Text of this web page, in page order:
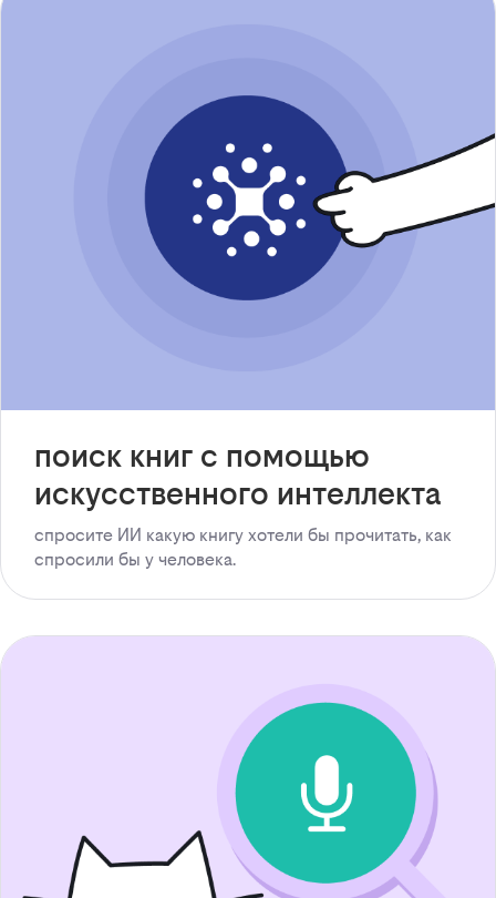
поиск книг с помощью
искусственного интеллекта
спросите ИИ какую книгу хотели бы прочитать, как
спросили бы у человека.